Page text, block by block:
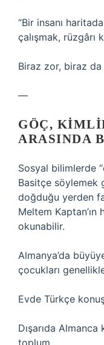
“Bir insanı
çalışmak, rüzgârı
Biraz zor, biraz da
—
GÖÇ,
ARASINDA
Sosyal bilimlerde
Basitçe söylemek
doğduğu yerden
Meltem
okunabilir.
Almanya’da
çocukları
Evde Türkçe
Dışarıda
toplum